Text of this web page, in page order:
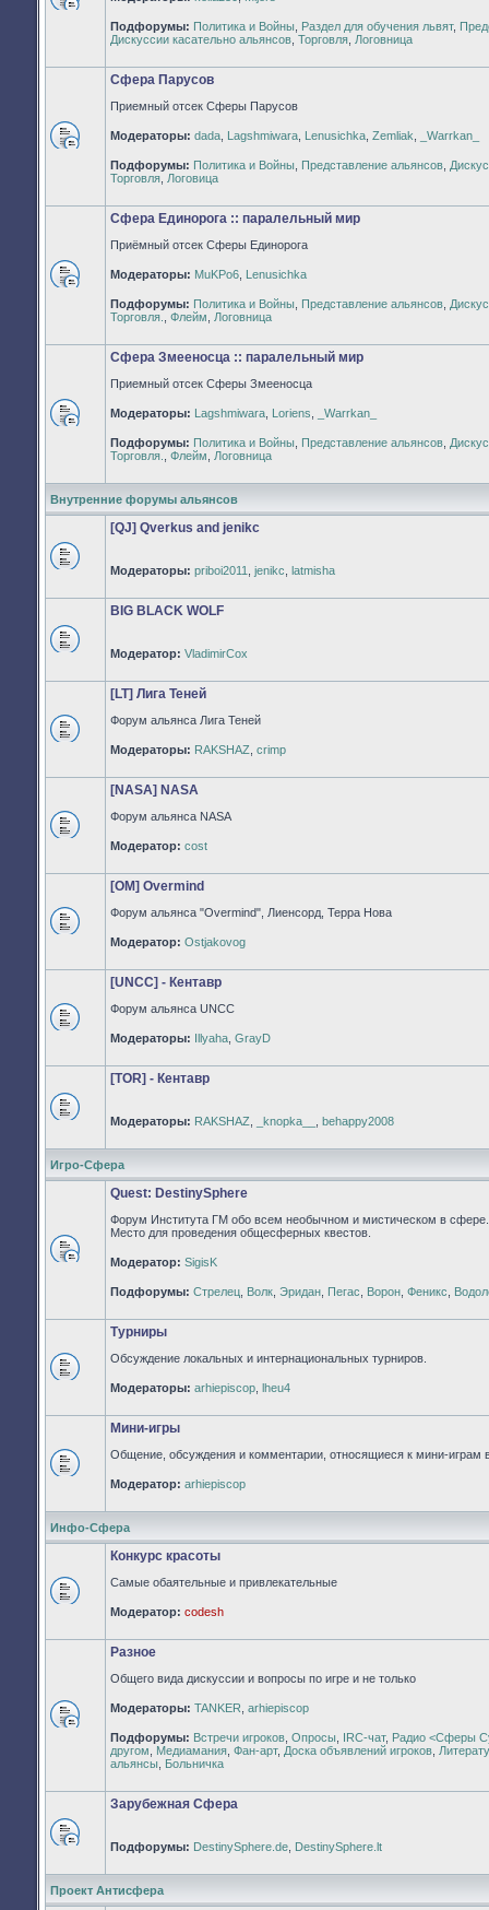
непрочитанных
сообщений
Подфорумы: Политика и Войны Раздел для обучения львят,
Дискуссии касательно альянсов Торговля Логовница
непрочитанных
сообщений
Сфера Парусов
Приемный отсек Сферы Парусов
Модераторы: dada Lagshmiwara Lenusichka Zemliak _Warrkan_
Подфорумы: Политика и Войны Представление альянсов
Торговля Логовица
непрочитанных
сообщений
Сфера Единорога :: паралельный мир
Приёмный отсек Сферы Единорога
Модераторы: MuKPo6 Lenusichka
Подфорумы: Политика и Войны Представление альянсов
Торговля.
Флейм Логовница
непрочитанных
сообщений
Сфера Змееносца :: паралельный мир
Приемный отсек Сферы Змееносца
Модераторы: Lagshmiwara Loriens _Warrkan_
Подфорумы: Политика и Войны Представление альянсов
Торговля.
Флейм Логовница
Внутренние форумы альянсов
Нет
сообщений
[QJ] Qverkus and jenikc
Модераторы: priboi2011 jenikc latmisha
Нет
сообщений
BIG BLACK WOLF
Модератор: VladimirCox
Нет
непрочитанных
[LT] Лига Теней
Форум альянса Лига Теней
Модераторы: RAKSHAZ crimp
Нет
непрочитанных
[NASA] NASA
Форум альянса NASA
Модератор: cost
Нет
непрочитанных
[OM] Overmind
Форум альянса "Overmind", Лиенсорд, Терра Нова
Модератор: Ostjakovog
Нет
непрочитанных
[UNCC] - Кентавр
Форум альянса UNCC
Модераторы: Illyaha GrayD
Нет
сообщений
[TOR] - Кентавр
Модераторы: RAKSHAZ _knopka__ behappy2008
Игро-Сфера
Нет
сообщений
Quest: DestinySphere
Форум Института ГМ обо всем необычном и мистическом в сфере.
Место для проведения общесферных квестов.
Модератор: SigisK
Подфорумы: Стрелец Волк Эридан Пегас Ворон Феникс
Нет
непрочитанных
Турниры
Обсуждение локальных и интернациональных турниров.
Модераторы: arhiepiscop lheu4
Нет
непрочитанных
Мини-игры
Общение, обсуждения и комментарии, относящиеся к мини-играм
Модератор: arhiepiscop
Инфо-Сфера
Нет
непрочитанных
Конкурс красоты
Самые обаятельные и привлекательные
Модератор: codesh
Нет
непрочитанных
сообщений
Разное
Общего вида дискуссии и вопросы по игре и не только
Модераторы: TANKER arhiepiscop
Подфорумы: Встречи игроков Опросы IRC-чат, Радио <Сферы
другом
Медиамания Фан-арт, Доска объявлений игроков
альянсы Больничка
Нет
сообщений
Зарубежная Сфера
Подфорумы: DestinySphere.de DestinySphere.lt
Проект Антисфера